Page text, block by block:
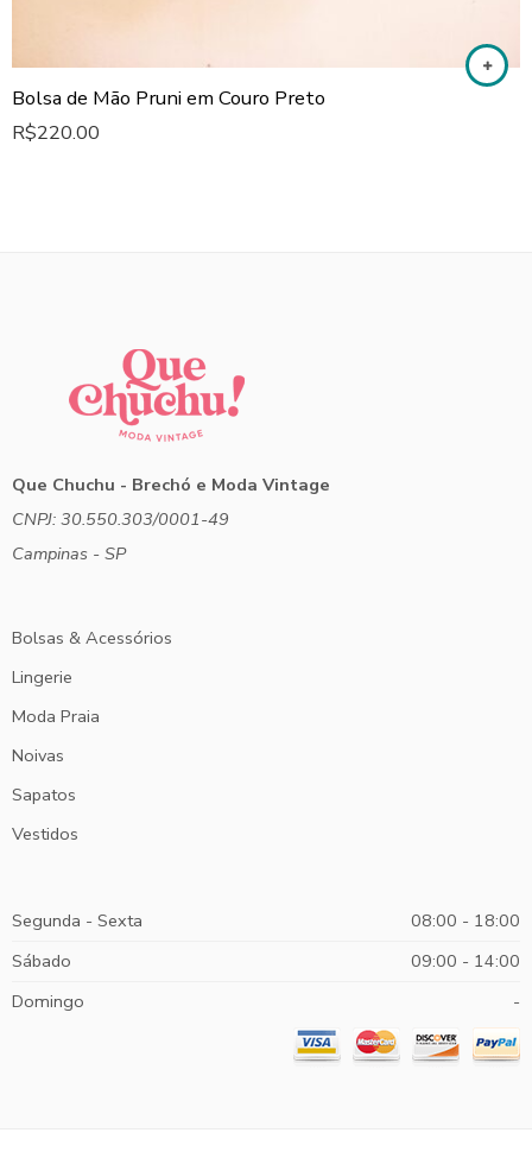
Bolsa de Mão Pruni em Couro Preto
R$220.00
Que Chuchu - Brechó e Moda Vintage
CNPJ: 30.550.303/0001-49
Campinas - SP
Bolsas & Acessórios
Lingerie
Moda Praia
Noivas
Sapatos
Vestidos
Segunda - Sexta
08:00 - 18:00
Sábado
09:00 - 14:00
Domingo
-